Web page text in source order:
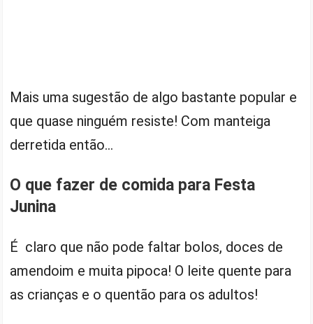
Mais uma sugestão de algo bastante popular e
que quase ninguém resiste! Com manteiga
derretida então…
O que fazer de comida para Festa
Junina
É claro que não pode faltar bolos, doces de
amendoim e muita pipoca! O leite quente para
as crianças e o quentão para os adultos!